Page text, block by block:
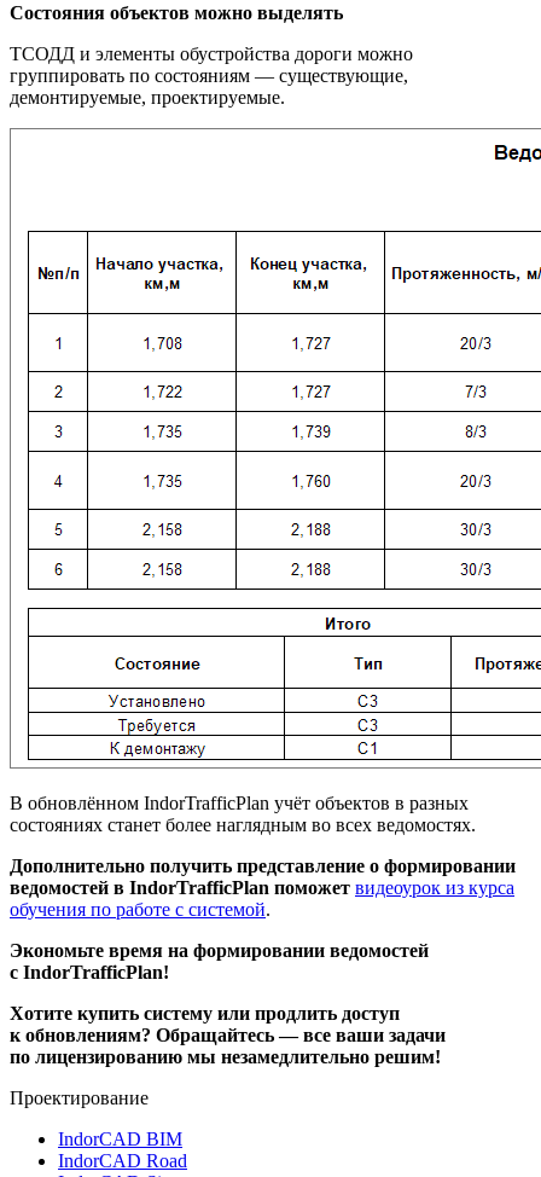
Состояния объектов можно выделять
ТСОДД и элементы обустройства дороги можно
группировать по состояниям — существующие,
демонтируемые, проектируемые.
В обновлённом IndorTrafficPlan учёт объектов в разных
состояниях станет более наглядным во всех ведомостях.
Дополнительно получить представление о формировании
ведомостей в IndorTrafficPlan поможет видеоурок из курса
обучения по работе с системой.
Экономьте время на формировании ведомостей
с IndorTrafficPlan!
Хотите купить систему или продлить доступ
к обновлениям? Обращайтесь — все ваши задачи
по лицензированию мы незамедлительно решим!
Проектирование
IndorCAD BIM
IndorCAD Road